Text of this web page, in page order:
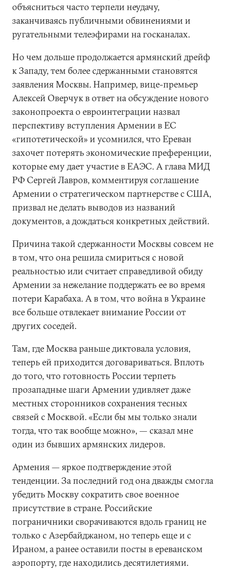
объясниться часто терпели неудачу,
заканчиваясь публичными обвинениями и
ругательными телеэфирами на госканалах.
Но чем дольше продолжается армянский дрейф
к Западу, тем более сдержанными становятся
заявления Москвы. Например, вице-премьер
Алексей Оверчук в ответ на обсуждение нового
законопроекта о евроинтеграции назвал
перспективу вступления Армении в ЕС
«гипотетической» и усомнился, что Ереван
захочет потерять экономические преференции,
которые ему дает участие в ЕАЭС. А глава МИД
РФ Сергей Лавров, комментируя соглашение
Армении о стратегическом партнерстве с США,
призвал не делать выводов из названий
документов, а дождаться конкретных действий.
Причина такой сдержанности Москвы совсем не
в том, что она решила смириться с новой
реальностью или считает справедливой обиду
Армении за нежелание поддержать ее во время
потери Карабаха. А в том, что война в Украине
все больше отвлекает внимание России от
других соседей.
Там, где Москва раньше диктовала условия,
теперь ей приходится договариваться. Вплоть
до того, что готовность России терпеть
прозападные шаги Армении удивляет даже
местных сторонников сохранения тесных
связей с Москвой. «Если бы мы только знали
тогда, что так вообще можно», — сказал мне
один из бывших армянских лидеров.
Армения — яркое подтверждение этой
тенденции. За последний год она дважды смогла
убедить Москву сократить свое военное
присутствие в стране. Российские
пограничники сворачиваются вдоль границ не
только с Азербайджаном, но теперь еще и с
Ираном, а ранее оставили посты в ереванском
аэропорту, где находились десятилетиями.